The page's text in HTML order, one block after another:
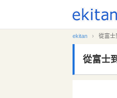
ekitan › 從富士
從富士